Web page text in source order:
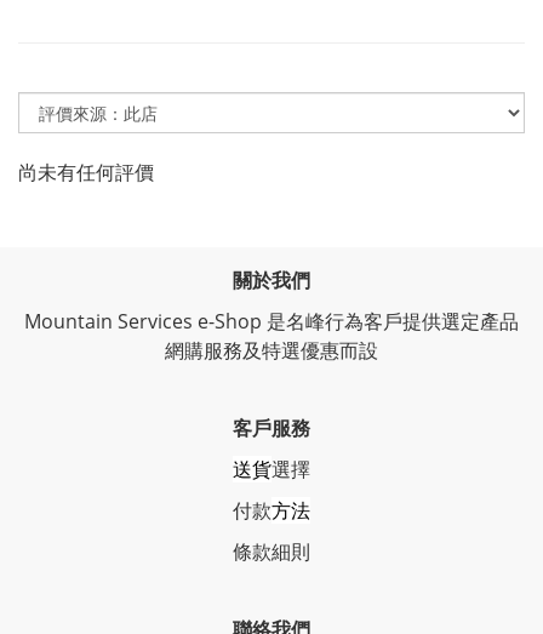
尚未有任何評價
關於我們
Mountain Services e-Shop 是名峰行為客戶提供選定產品
網購服務及特選優惠而設
客戶服務
送貨選擇
付款方法
條款細則